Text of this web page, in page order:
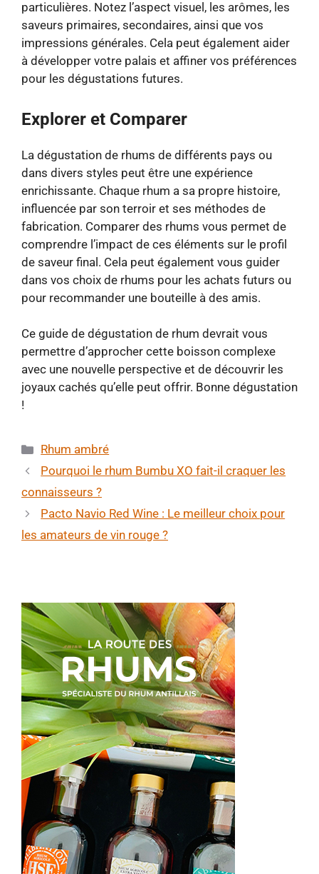
particulières. Notez l’aspect visuel, les arômes, les
saveurs primaires, secondaires, ainsi que vos
impressions générales. Cela peut également aider
à développer votre palais et affiner vos préférences
pour les dégustations futures.
Explorer et Comparer
La dégustation de rhums de différents pays ou
dans divers styles peut être une expérience
enrichissante. Chaque rhum a sa propre histoire,
influencée par son terroir et ses méthodes de
fabrication. Comparer des rhums vous permet de
comprendre l’impact de ces éléments sur le profil
de saveur final. Cela peut également vous guider
dans vos choix de rhums pour les achats futurs ou
pour recommander une bouteille à des amis.
Ce guide de dégustation de rhum devrait vous
permettre d’approcher cette boisson complexe
avec une nouvelle perspective et de découvrir les
joyaux cachés qu’elle peut offrir. Bonne dégustation
!
Catégories
Rhum ambré
Pourquoi le rhum Bumbu XO fait-il craquer les
connaisseurs ?
Pacto Navio Red Wine : Le meilleur choix pour
les amateurs de vin rouge ?